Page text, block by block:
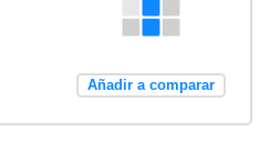
Añadir a comparar